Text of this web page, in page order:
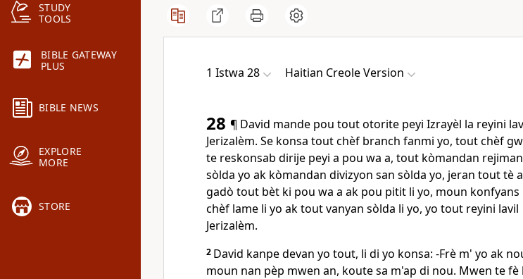
STUDY
TOOLS
BIBLE GATEWAY
PLUS
BIBLE NEWS
EXPLORE
MORE
STORE
1 Istwa 28 Haitian Creole Version
28 ¶ David mande pou tout otorite peyi Izrayèl la reyini
Jerizalèm. Se konsa tout chèf branch fanmi yo, tout chèf
te reskonsab dirije peyi a pou wa a, tout kòmandan
sòlda yo ak kòmandan divizyon san sòlda yo, jeran tout tè
gadò tout bèt ki pou wa a ak pou pitit li yo, moun konfyans
chèf lame li yo ak tout vanyan sòlda li yo, yo tout reyini lavil
Jerizalèm.
2 David kanpe devan yo tout, li di yo konsa: -Frè m' yo ak
moun nan pèp mwen an, koute sa m'ap di nou. Mwen te fè